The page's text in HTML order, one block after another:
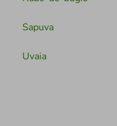
Sapuva
Uvaia